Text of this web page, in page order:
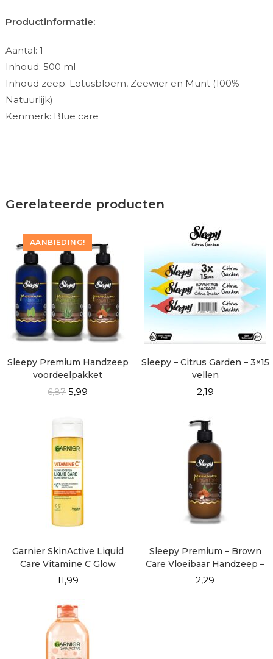
Productinformatie:
Aantal: 1
Inhoud: 500 ml
Inhoud zeep: Lotusbloem, Zeewier en Munt (100%
Natuurlijk)
Kenmerk: Blue care
Gerelateerde producten
AANBIEDING!
Sleepy Premium Handzeep
voordeelpakket
6,87 5,99
Sleepy – Citrus Garden – 3×15
vellen
2,19
Garnier SkinActive Liquid
Care Vitamine C Glow
Booster 120ml
11,99
Sleepy Premium – Brown
Care Vloeibaar Handzeep –
500 ml
2,29